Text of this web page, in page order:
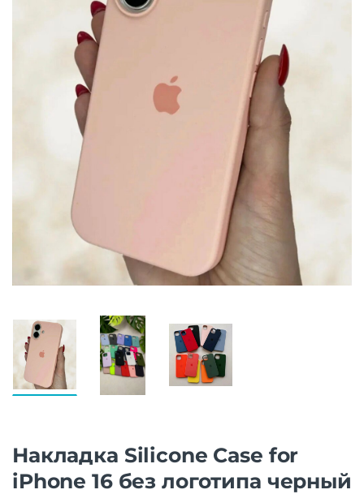
Накладка Silicone Case for
iPhone 16 без логотипа черный